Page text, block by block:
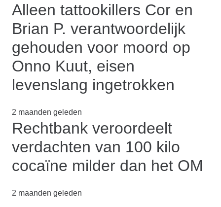
Alleen tattookillers Cor en
Brian P. verantwoordelijk
gehouden voor moord op
Onno Kuut, eisen
levenslang ingetrokken
2 maanden geleden
Rechtbank veroordeelt
verdachten van 100 kilo
cocaïne milder dan het OM
2 maanden geleden